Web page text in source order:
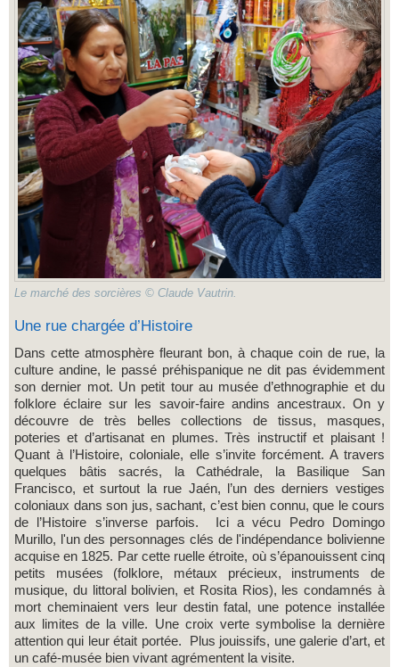
Le marché des sorcières © Claude Vautrin.
Une rue chargée d’Histoire
Dans cette atmosphère fleurant bon, à chaque coin de rue, la
culture andine, le passé préhispanique ne dit pas évidemment
son dernier mot. Un petit tour au musée d’ethnographie et du
folklore éclaire sur les savoir-faire andins ancestraux. On y
découvre de très belles collections de tissus, masques,
poteries et d’artisanat en plumes. Très instructif et plaisant !
Quant à l’Histoire, coloniale, elle s’invite forcément. A travers
quelques bâtis sacrés, la Cathédrale, la Basilique San
Francisco, et surtout la rue Jaén, l’un des derniers vestiges
coloniaux dans son jus, sachant, c’est bien connu, que le cours
de l’Histoire s’inverse parfois. Ici a vécu Pedro Domingo
Murillo, l'un des personnages clés de l'indépendance bolivienne
acquise en 1825. Par cette ruelle étroite, où s’épanouissent cinq
petits musées (folklore, métaux précieux, instruments de
musique, du littoral bolivien, et Rosita Rios), les condamnés à
mort cheminaient vers leur destin fatal, une potence installée
aux limites de la ville. Une croix verte symbolise la dernière
attention qui leur était portée. Plus jouissifs, une galerie d’art, et
un café-musée bien vivant agrémentent la visite.